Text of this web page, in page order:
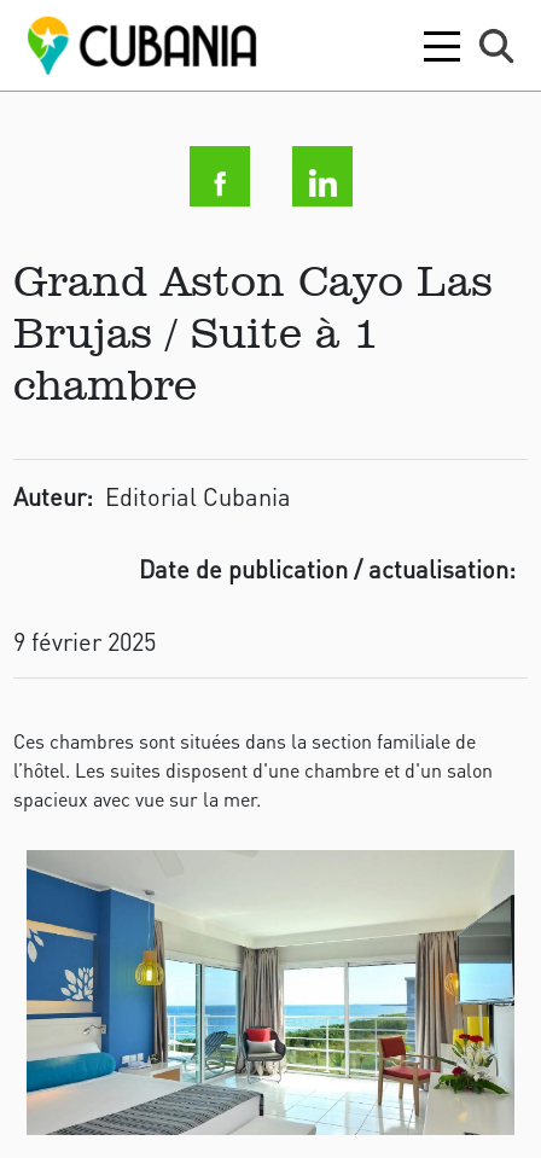
Grand Aston Cayo Las
Brujas / ​Suite à 1
chambre
Auteur: Editorial Cubania
Date de publication / actualisation:
9 février 2025
Ces chambres sont situées dans la section familiale de
l’hôtel. Les suites disposent d'une chambre et d'un salon
spacieux avec vue sur la mer.